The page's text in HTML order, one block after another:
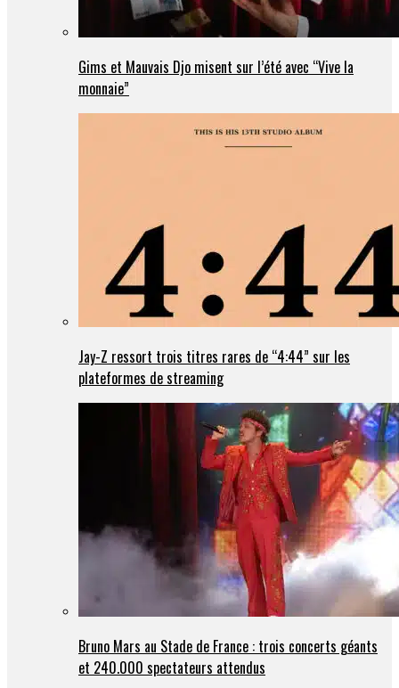
Gims et Mauvais Djo misent sur l’été avec “Vive la
monnaie”
Jay-Z ressort trois titres rares de “4:44” sur les
plateformes de streaming
Bruno Mars au Stade de France : trois concerts géants
et 240.000 spectateurs attendus